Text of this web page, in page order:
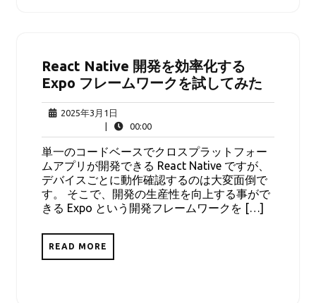
React Native 開発を効率化する
Expo フレームワークを試してみた
2025年3月1日
年
3
月
1
日
00:0000:00
単一のコードベースでクロスプラットフォー
ムアプリが開発できる React Native ですが、
デバイスごとに動作確認するのは大変面倒で
す。 そこで、開発の生産性を向上する事がで
きる Expo という開発フレームワークを […]
READ MORE